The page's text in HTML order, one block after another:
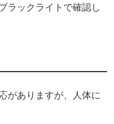
ラックライトで確認し
がありますが、人体に